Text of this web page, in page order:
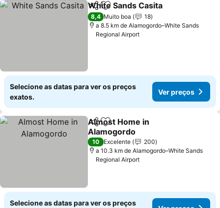
PartilharAdicionar aos favoritos
White Sands Casita
8,4 Muito boa
18
a 8.5 km de Alamogordo–White Sands
Regional Airport
Selecione as datas para ver os preços
exatos.
Ver preços
PartilharAdicionar aos favoritos
Almost Home in
Alamogordo
Ver preços
10 Excelente
200
a 10.3 km de Alamogordo–White Sands
Regional Airport
Selecione as datas para ver os preços